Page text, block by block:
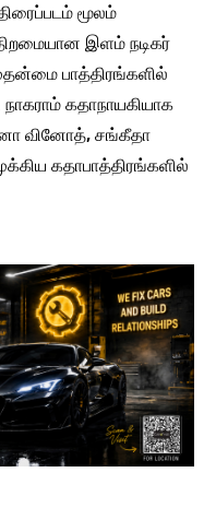
மூலம்
இளம் நடிகர்
பாத்திரங்களில்
கதாநாயகியாக
வினோத், சங்கீதா
கதாபாத்திரங்களில்